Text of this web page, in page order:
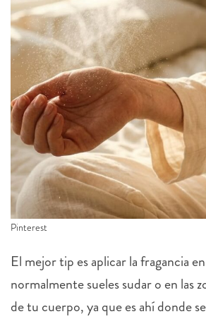
Pinterest
El mejor tip es aplicar la fragancia
normalmente sueles sudar o en las
de tu cuerpo, ya que es ahí donde